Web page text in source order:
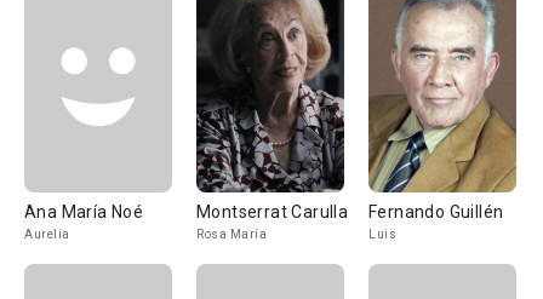
Ana María Noé
Aurelia
Montserrat Carulla
Rosa María
Fernando Guillén
Luis